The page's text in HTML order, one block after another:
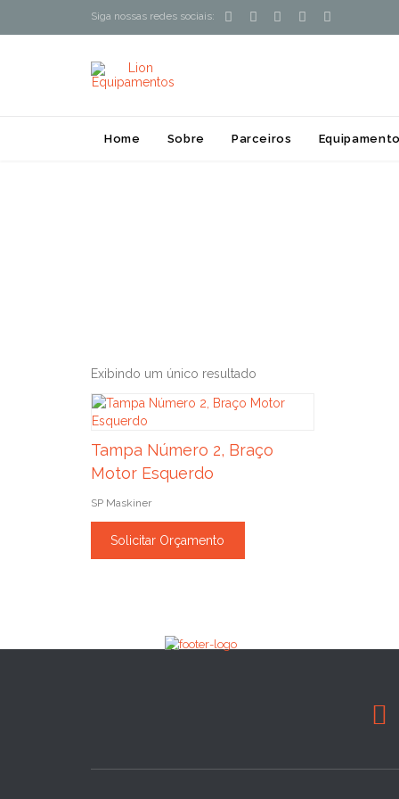
Siga nossas redes sociais:     
Home Sobre Parceiros
Exibindo um único resultado
Tampa Número 2, Braço
Motor Esquerdo
SP Maskiner
Solicitar Orçamento
